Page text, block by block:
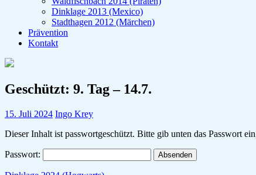
Dinklage 2013 (Mexico)
Stadthagen 2012 (Märchen)
Prävention
Kontakt
Geschützt: 9. Tag – 14.7.
15. Juli 2024 Ingo Krey
Dieser Inhalt ist passwortgeschützt. Bitte gib unten das Passwort
Passwort: